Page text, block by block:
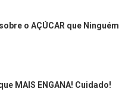
o AÇÚCAR que Ninguém
MAIS ENGANA! Cuidado!